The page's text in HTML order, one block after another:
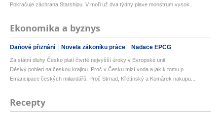
Pokračuje záchrana Starshipu. V moři už dva týdny plave monstrum vysok...
Ekonomika a byznys
Daňové přiznání Novela zákoníku práce Nadace EPCG
Za státní dluhy Česko platí čtvrté nejvyšší úroky v Evropské unii
Děsivý pohled na českou krajinu. Proč v Česku mizí voda a jak k tomu p...
Emancipace českých miliardářů. Proč Strnad, Křetínský a Komárek nakupu...
Recepty